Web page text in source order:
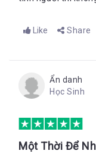
Like Share
Ẩn danh
Học Sinh
Một Thời Để